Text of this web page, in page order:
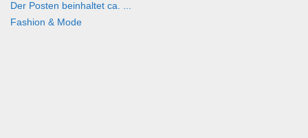
Der Posten beinhaltet ca. ...
Fashion & Mode